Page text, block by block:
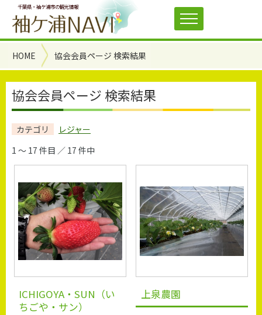
千葉県・袖ケ浦市の観光情報
HOME 協会会員ページ 検索結果
協会会員ページ 検索結果
カテゴリ
レジャー
1 ～ 17 件目 ／ 17 件中
ICHIGOYA・SUN（い
ちごや・サン）
上泉農園